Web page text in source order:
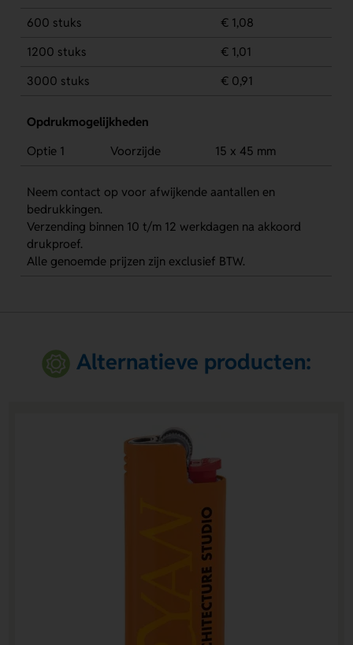
600 stuks
€ 1,08
1200 stuks
€ 1,01
3000 stuks
€ 0,91
Opdrukmogelijkheden
Optie 1
Voorzijde 15 x 45 mm
Neem contact op voor afwijkende aantallen en
bedrukkingen.
Verzending binnen 10 t/m 12 werkdagen na akkoord
drukproef.
Alle genoemde prijzen zijn exclusief BTW.
Alternatieve producten: